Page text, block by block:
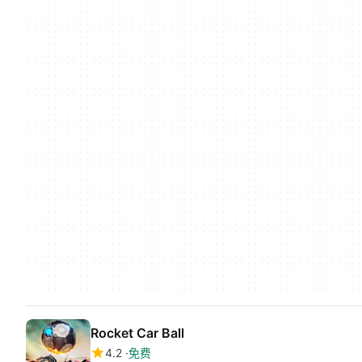
Rocket Car Ball
4.2 免费